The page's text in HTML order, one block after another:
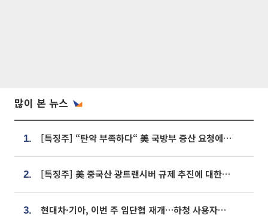
많이 본 뉴스
1. [특징주] “탄약 부족하다“ 美 국방부 증산 요청에⋯국내 방산주 급등세
2. [특징주] 美 중국산 광트랜시버 규제 추진에 대한광통신 등 광통신株 강세
3. 현대차·기아, 이번 주 임단협 재개…하청 사용자성 재심도 ‘변수’